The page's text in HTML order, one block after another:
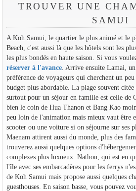
TROUVER UNE
SAMUI
A Koh Samui, le quartier le plus animé et le
Beach, c'est aussi là que les hôtels sont les
les plus bondés en haute saison. Si vous
réserver à l'avance. Arrive ensuite Lamai,
préférence de voyageurs qui cherchent un
budget plus abordable. La plage souvent
surtout pour un séjour en famille est celle de
bien le coin de Hua Thanon et Bang Kao
peu loin de l'animation mais mieux vaut être
scooter ou une voiture si on séjourne sur ses
Maenam attirent aussi du monde, plus des
trouverez aussi quelques options
complexes plus luxueux. Nathon, qui est en
l'île avec ses embarcadères pour les ferrys
de Koh Samui mais propose aussi quelques
guesthouses. En saison basse, vous pouvez